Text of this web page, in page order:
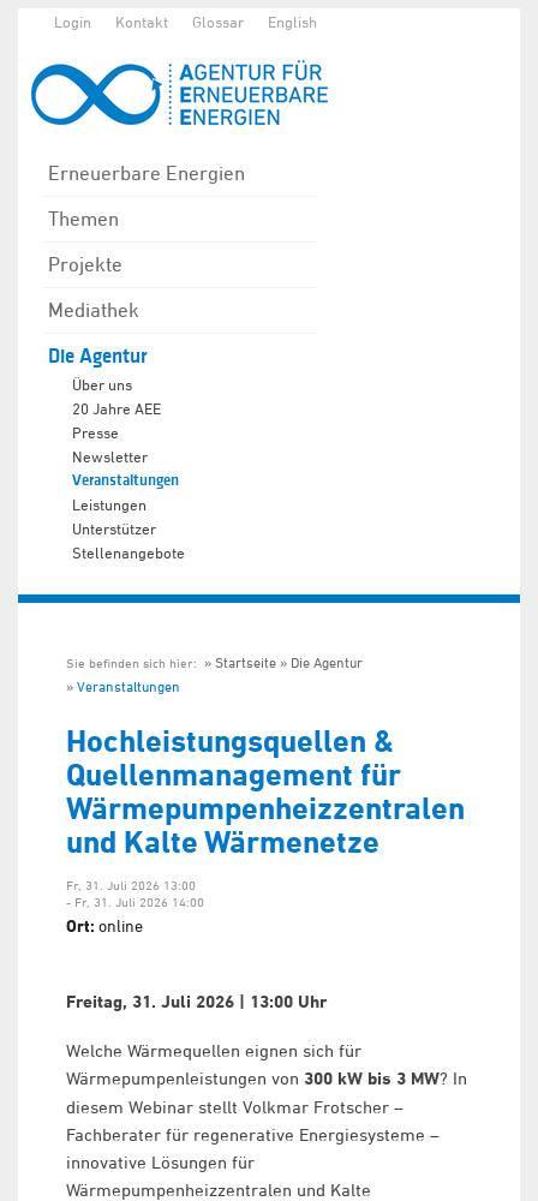
Login Kontakt Glossar English
Erneuerbare Energien
Themen
Projekte
Mediathek
Die Agentur
Über uns
20 Jahre AEE
Presse
Newsletter
Veranstaltungen
Leistungen
Unterstützer
Stellenangebote
Sie befinden sich hier: Startseite
Die Agentur
Veranstaltungen
Hochleistungsquellen &
Quellenmanagement für
Wärmepumpenheizzentralen
und Kalte Wärmenetze
Fr, 31. Juli 2026 13:00
- Fr, 31. Juli 2026 14:00
Ort: online
Freitag, 31. Juli 2026 | 13:00 Uhr
Welche Wärmequellen eignen sich für
Wärmepumpenleistungen von 300 kW bis 3 MW? In
diesem Webinar stellt Volkmar Frotscher –
Fachberater für regenerative Energiesysteme –
innovative Lösungen für
Wärmepumpenheizzentralen und Kalte